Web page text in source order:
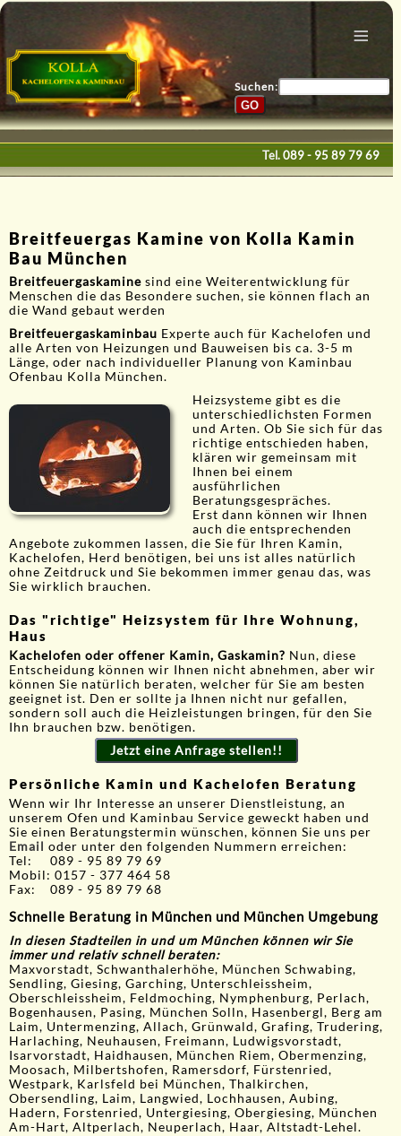
Menu
Bau & Design
Galerie
Service
Suchen:
Tel.089 - 95 89 79 69
Breitfeuergas Kamine von Kolla Kamin
Bau München
Breitfeuergaskamine sind eine Weiterentwicklung für
Menschen die das Besondere suchen, sie können flach an
die Wand gebaut werden
Breitfeuergaskaminbau Experte auch für Kachelofen und
alle Arten von Heizungen und Bauweisen bis ca. 3-5 m
Länge, oder nach individueller Planung von Kaminbau
Ofenbau Kolla München.
Heizsysteme gibt es die
unterschiedlichsten Formen
und Arten. Ob Sie sich für das
richtige entschieden haben,
klären wir gemeinsam mit
Ihnen bei einem
ausführlichen
Beratungsgespräches.
Erst dann können wir Ihnen
auch die entsprechenden
Angebote zukommen lassen, die Sie für Ihren Kamin,
Kachelofen, Herd benötigen, bei uns ist alles natürlich
ohne Zeitdruck und Sie bekommen immer genau das, was
Sie wirklich brauchen.
Das "richtige" Heizsystem für Ihre Wohnung,
Haus
Kachelofen oder offener Kamin, Gaskamin? Nun, diese
Entscheidung können wir Ihnen nicht abnehmen, aber wir
können Sie natürlich beraten, welcher für Sie am besten
geeignet ist. Den er sollte ja Ihnen nicht nur gefallen,
sondern soll auch die Heizleistungen bringen, für den Sie
Ihn brauchen bzw. benötigen.
Jetzt eine Anfrage stellen!!
Persönliche Kamin und Kachelofen Beratung
Wenn wir Ihr Interesse an unserer Dienstleistung, an
unserem Ofen und Kaminbau Service geweckt haben und
Sie einen Beratungstermin wünschen, können Sie uns per
Email oder unter den folgenden Nummern erreichen:
Tel: 089 - 95 89 79 69
Mobil: 0157 - 377 464 58
Fax: 089 - 95 89 79 68
Schnelle Beratung in München und München Umgebung
In diesen Stadteilen in und um München können wir Sie
immer und relativ schnell beraten:
Maxvorstadt, Schwanthalerhöhe, München Schwabing,
Sendling, Giesing, Garching, Unterschleissheim,
Oberschleissheim, Feldmoching, Nymphenburg, Perlach,
Bogenhausen, Pasing, München Solln, Hasenbergl, Berg am
Laim, Untermenzing, Allach, Grünwald, Grafing, Trudering,
Harlaching, Neuhausen, Freimann, Ludwigsvorstadt,
Isarvorstadt, Haidhausen, München Riem, Obermenzing,
Moosach, Milbertshofen, Ramersdorf, Fürstenried,
Westpark, Karlsfeld bei München, Thalkirchen,
Obersendling, Laim, Langwied, Lochhausen, Aubing,
Hadern, Forstenried, Untergiesing, Obergiesing, München
Am-Hart, Altperlach, Neuperlach, Haar, Altstadt-Lehel.